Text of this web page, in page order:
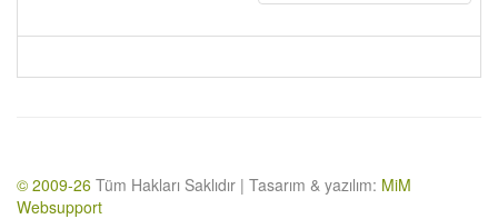
© 2009-26 Tüm Hakları Saklıdır | Tasarım & yazılım: MiM
Websupport